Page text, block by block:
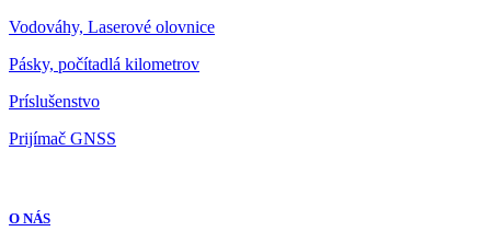
Vodováhy, Laserové olovnice
Pásky, počítadlá kilometrov
Príslušenstvo
Prijímač GNSS
O NÁS